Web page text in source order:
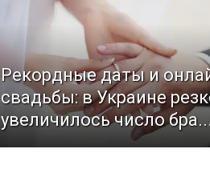
Рекордные даты и
свадьбы: в Украине
увеличилось число